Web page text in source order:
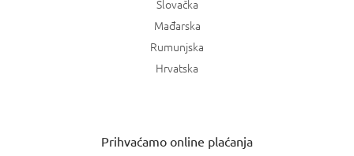
Slovačka
Mađarska
Rumunjska
Hrvatska
Prihvaćamo online plaćanja